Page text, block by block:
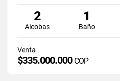
2
Alcobas
1
Baño
Venta
$335.000.000 COP